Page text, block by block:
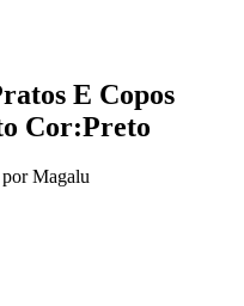
E Copos
Cor:Preto
Magalu